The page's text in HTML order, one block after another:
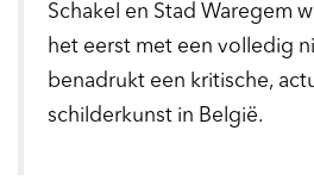
Schakel en Stad Waregem
het eerst met een volledig
benadrukt een kritische,
schilderkunst in België.